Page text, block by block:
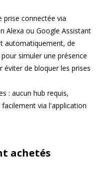
prise connectée via
Alexa ou Google Assistant
automatiquement, de
simuler une présence
éviter de bloquer les prises
: aucun hub requis,
via l'application
achetés